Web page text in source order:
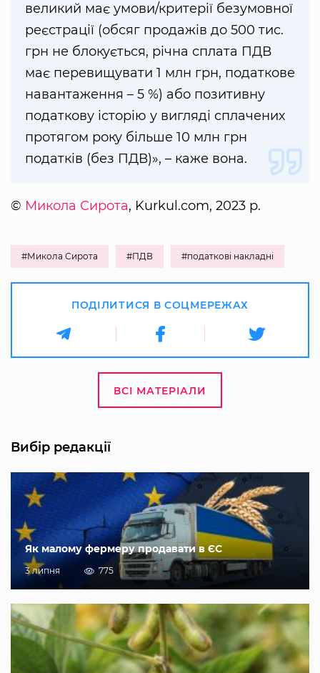
великий має умови/критерії безумовної
реєстрації (обсяг продажів до 500 тис.
грн не блокується, річна сплата ПДВ
має перевищувати 1 млн грн, податкове
навантаження – 5 %) або позитивну
податкову історію у вигляді сплачених
протягом року більше 10 млн грн
податків (без ПДВ)», – каже вона.
© Микола Сирота, Kurkul.com, 2023 р.
#Микола Сирота #ПДВ #податкові накладні
ПОДІЛИТИСЯ В СОЦМЕРЕЖАХ
ВСІ МАТЕРІАЛИ
Вибір редакції
Як малому фермеру продавати в ЄС
3 липня 775